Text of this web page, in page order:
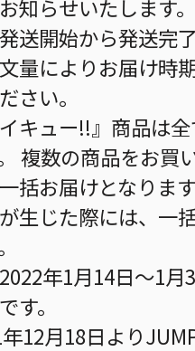
知らせいたします。
送開始から発送完
量によりお届け時
さい。
キュー!!』商品は
複数の商品をお買
括お届けとなりま
生じた際には、一
年1月14日～1月
す。
12月18日より